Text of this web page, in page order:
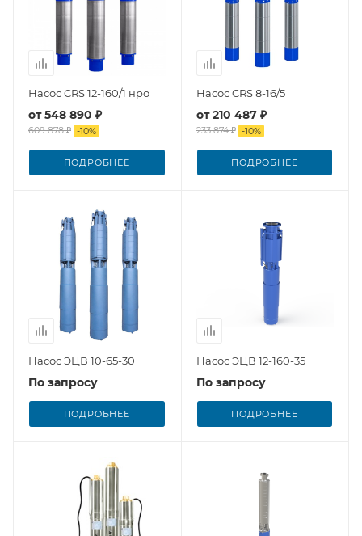
Насос CRS 12-160/1 нро
от548 890 ₽
609 878 ₽ -10%
ПОДРОБНЕЕ
Насос CRS 8-16/5
от210 487 ₽
233 874 ₽ -10%
ПОДРОБНЕЕ
Насос ЭЦВ 10-65-30
По запросу
ПОДРОБНЕЕ
Насос ЭЦВ 12-160-35
По запросу
ПОДРОБНЕЕ